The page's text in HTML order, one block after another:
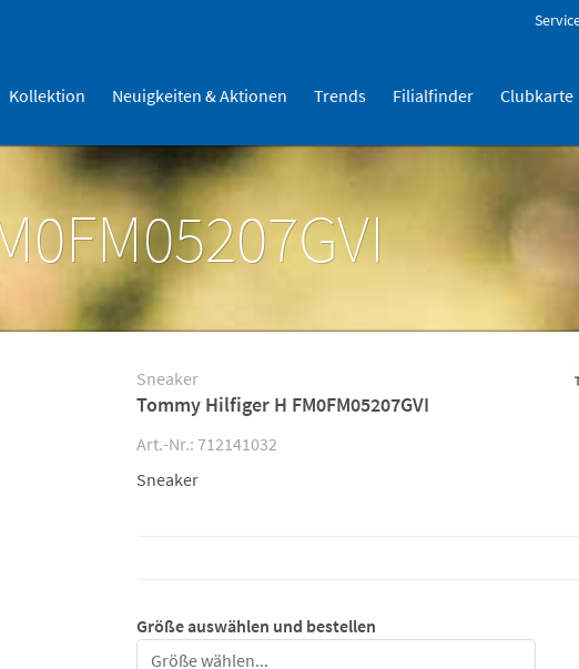
Kollektion Neuigkeiten & Aktionen Trends Filialfinder Clubkarte
Sneaker
Tommy Hilfiger H FM0FM05207GVI
Art.-Nr.: 712141032
Sneaker
Größe auswählen und bestellen
Größe